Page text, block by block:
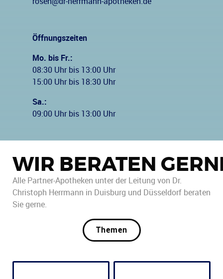
Öffnungszeiten
Mo. bis Fr.:
08:30 Uhr bis 13:00 Uhr
15:00 Uhr bis 18:30 Uhr
Sa.:
09:00 Uhr bis 13:00 Uhr
WIR BERATEN
Alle Partner-Apotheken unter der Leitung von Dr.
Christoph Herrmann in Duisburg und Düsseldorf beraten
Sie gerne.
Themen